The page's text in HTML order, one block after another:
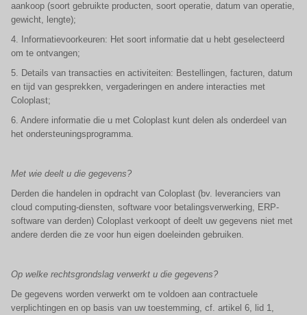
aankoop (soort gebruikte producten, soort operatie, datum van operatie,
gewicht, lengte);
4. Informatievoorkeuren: Het soort informatie dat u hebt geselecteerd
om te ontvangen;
5. Details van transacties en activiteiten: Bestellingen, facturen, datum
en tijd van gesprekken, vergaderingen en andere interacties met
Coloplast;
6. Andere informatie die u met Coloplast kunt delen als onderdeel van
het ondersteuningsprogramma.
Met wie deelt u die gegevens?
Derden die handelen in opdracht van Coloplast (bv. leveranciers van
cloud computing-diensten, software voor betalingsverwerking, ERP-
software van derden) Coloplast verkoopt of deelt uw gegevens niet met
andere derden die ze voor hun eigen doeleinden gebruiken.
Op welke rechtsgrondslag verwerkt u die gegevens?
De gegevens worden verwerkt om te voldoen aan contractuele
verplichtingen en op basis van uw toestemming, cf. artikel 6, lid 1,